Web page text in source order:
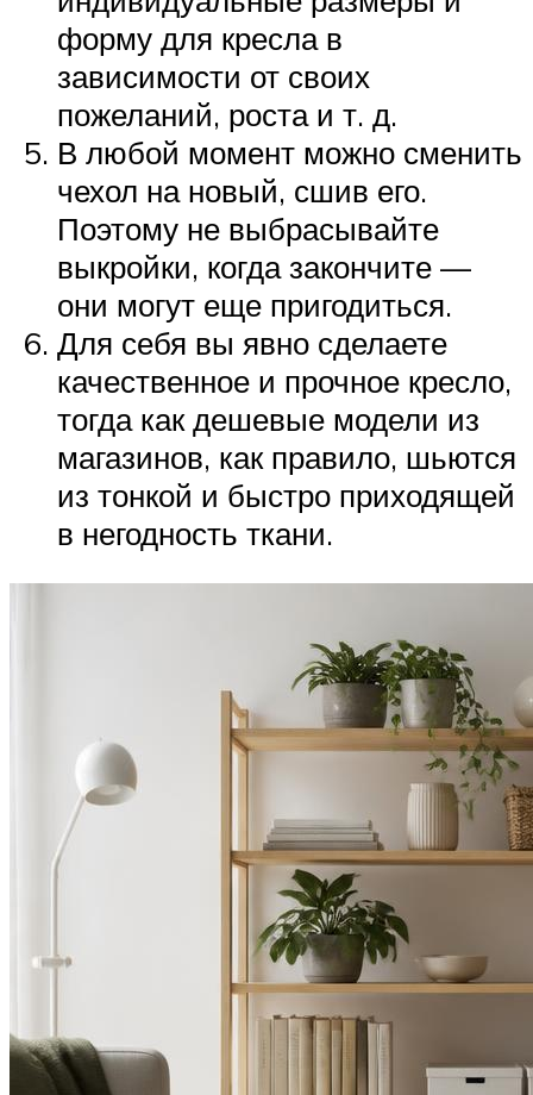
форму для кресла в
зависимости от своих
пожеланий, роста и т. д.
В любой момент можно сменить
чехол на новый, сшив его.
Поэтому не выбрасывайте
выкройки, когда закончите —
они могут еще пригодиться.
Для себя вы явно сделаете
качественное и прочное кресло,
тогда как дешевые модели из
магазинов, как правило, шьются
из тонкой и быстро приходящей
в негодность ткани.